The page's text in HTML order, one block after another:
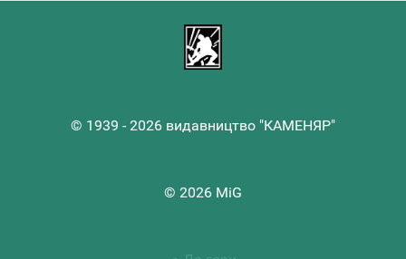
© 1939 - 2026 видавництво "КАМЕНЯР"
© 2026 MiG